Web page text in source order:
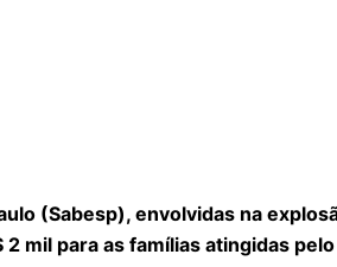
(Sabesp), envolvidas na
mil para as famílias atingidas